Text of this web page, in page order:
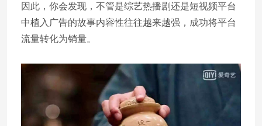
因此，你会发现，不管是综艺热播剧还是短视频平台
中植入广告的故事内容性往往越来越强，成功将平台
流量转化为销量。